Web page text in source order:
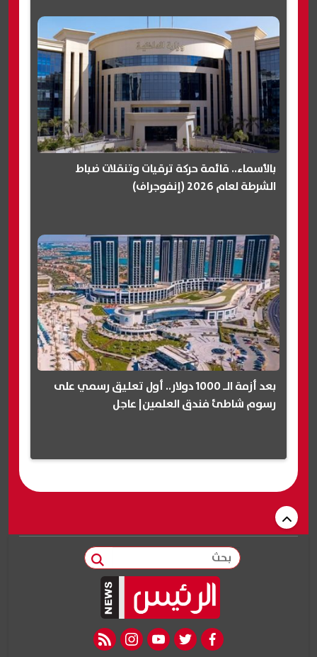
بالأسماء.. قائمة حركة ترقيات وتنقلات ضباط
الشرطة لعام 2026 (إنفوجراف)
بعد أزمة الـ 1000 دولار.. أول تعليق رسمي على
رسوم شاطئ فندق العلمين| عاجل
بحث
facebook
twitter
youtube
instagram
rss feed